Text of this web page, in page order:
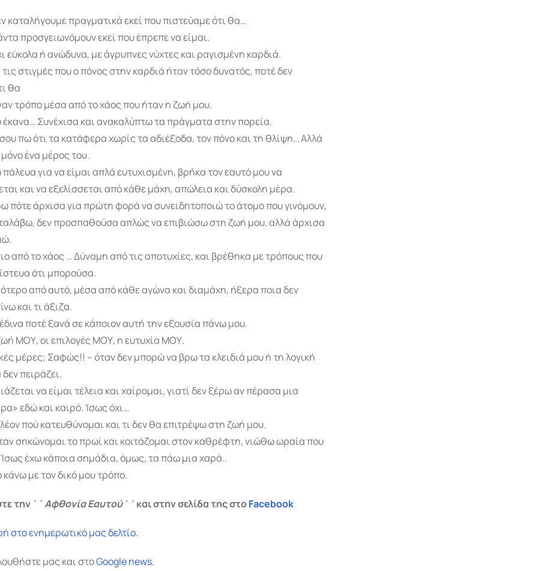
καταλήγουμε πραγματικά εκεί που πιστεύαμε ότι θα…
προσγειωνόμουν εκεί που έπρεπε να είμαι.
εύκολα ή ανώδυνα, με άγρυπνες νύχτες και ραγισμένη καρδιά.
τις στιγμές που ο πόνος στην καρδιά ήταν τόσο δυνατός, ποτέ δεν
θα
τρόπο μέσα από το χάος που ήταν η ζωή μου.
έκανα… Συνέχισα και ανακαλύπτω τα πράγματα στην πορεία.
πω ότι τα κατάφερα χωρίς τα αδιέξοδα, τον πόνο και τη θλίψη… Αλλά
μόνο ένα μέρος του.
πάλευα για να είμαι απλά ευτυχισμένη, βρήκα τον εαυτό μου να
και να εξελίσσεται από κάθε μάχη, απώλεια και δύσκολη μέρα.
πότε άρχισα για πρώτη φορά να συνειδητοποιώ το άτομο που γινόμουν,
δεν προσπαθούσα απλώς να επιβιώσω στη ζωή μου, αλλά άρχισα
από το χάος … Δύναμη από τις αποτυχίες, και βρέθηκα με τρόπους που
ότι μπορούσα.
από αυτό, μέσα από κάθε αγώνα και διαμάχη, ήξερα ποια δεν
και τι άξιζα.
ποτέ ξανά σε κάποιον αυτή την εξουσία πάνω μου.
ΜΟΥ, οι επιλογές ΜΟΥ, η ευτυχία ΜΟΥ.
μέρες; Σαφώς!! – όταν δεν μπορώ να βρω τα κλειδιά μου ή τη λογική
πειράζει.
να είμαι τέλεια και χαίρομαι, γιατί δεν ξέρω αν πέρασα μια
εδώ και καιρό. Ίσως όχι…
πού κατευθύνομαι και τι δεν θα επιτρέψω στη ζωή μου.
σηκώνομαι το πρωί και κοιτάζομαι στον καθρέφτη, νιώθω ωραία που
Ίσως έχω κάποια σημάδια, όμως, τα πάω μια χαρά..
κάνω με τον δικό μου τρόπο.
την ΄΄Αφθονία Εαυτού΄΄ και στην σελίδα της στοFacebook
στο ενημερωτικό μας δελτίο.
μας και στοGooglenews.